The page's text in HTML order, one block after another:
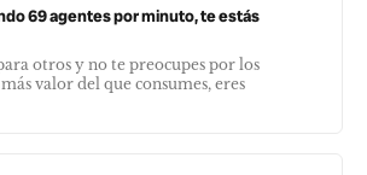
69 agentes por minuto, te estás
otros y no te preocupes por los
valor del que consumes, eres